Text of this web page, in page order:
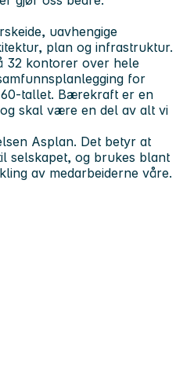
uavhengige
plan og infrastruktur.
32 kontorer over hele
for
tallet. Bærekraft er en
skal være en del av alt vi
Asplan. Det betyr at
selskapet, og brukes blant
av medarbeiderne våre.